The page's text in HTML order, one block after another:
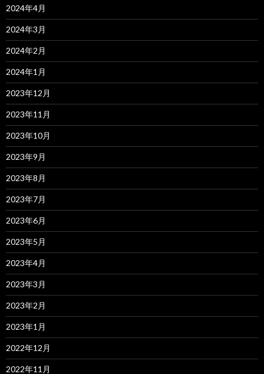
2024年4月
2024年3月
2024年2月
2024年1月
2023年12月
2023年11月
2023年10月
2023年9月
2023年8月
2023年7月
2023年6月
2023年5月
2023年4月
2023年3月
2023年2月
2023年1月
2022年12月
2022年11月